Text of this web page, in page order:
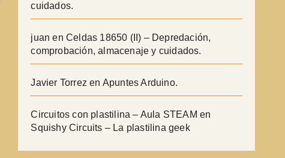
cuidados.
juan en Celdas 18650 (II) – Depredación,
comprobación, almacenaje y cuidados.
Javier Torrez en Apuntes Arduino.
Circuitos con plastilina – Aula STEAM en
Squishy Circuits – La plastilina geek